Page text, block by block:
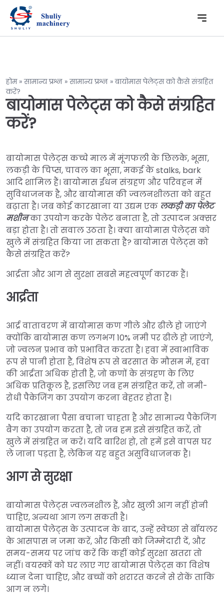
होम»सामान्य प्रश्न »सामान्य प्रश्न »बायोमास पेलेट्स को कैसे संग्रहित
करें?
बायोमास पेलेट्स को कैसे संग्रहित
करें?
बायोमास पेलेट्स कच्चे माल में मूंगफली के छिलके, भूसा,
लकड़ी के चिप्स, चावल का भूसा, मकई के stalks, bark
आदि शामिल हैं। बायोमास ईंधन संग्रहण और परिवहन में
सुविधाजनक है, और बायोमास की ज्वलनशीलता को बहुत
बढ़ाता है। जब कोई कारखाना या उद्यम एक लकड़ी का पेलेट
मशीनका उपयोग करके पेलेट बनाता है, तो उत्पादन अक्सर
बड़ा होता है। तो सवाल उठता है। क्या बायोमास पेलेट्स को
खुले में संग्रहित किया जा सकता है? बायोमास पेलेट्स को
कैसे संग्रहित करें?
आर्द्रता और आग से सुरक्षा सबसे महत्वपूर्ण कारक हैं।
आर्द्रता
आर्द्र वातावरण में बायोमास कण गीले और ढीले हो जाएंगे
क्योंकि बायोमास कण लगभग 10% नमी पर ढीले हो जाएंगे,
जो ज्वलन प्रभाव को प्रभावित करता है। हवा में स्वाभाविक
रूप से पानी होता है, विशेष रूप से बरसात के मौसम में, हवा
की आर्द्रता अधिक होती है, जो कणों के संग्रहण के लिए
अधिक प्रतिकूल है, इसलिए जब हम संग्रहित करें, तो नमी-
रोधी पैकेजिंग का उपयोग करना बेहतर होता है।
यदि कारखाना पैसा बचाना चाहता है और सामान्य पैकेजिंग
बैग का उपयोग करता है, तो जब हम इसे संग्रहित करें, तो
खुले में संग्रहित न करें। यदि बारिश हो, तो हमें इसे वापस घर
ले जाना पड़ता है, लेकिन यह बहुत असुविधाजनक है।
आग से सुरक्षा
बायोमास पेलेट्स ज्वलनशील हैं, और खुली आग नहीं होनी
चाहिए, अन्यथा आग लग सकती है।
बायोमास पेलेट्स के उत्पादन के बाद, उन्हें स्वेच्छा से बॉयलर
के आसपास न जमा करें, और किसी को जिम्मेदारी दें, और
समय-समय पर जांच करें कि कहीं कोई सुरक्षा खतरा तो
नहीं। वयस्कों को घर लाए गए बायोमास पेलेट्स का विशेष
ध्यान देना चाहिए, और बच्चों को शरारत करने से रोकें ताकि
आग न लगे।